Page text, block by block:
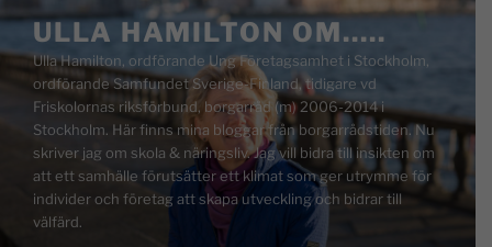
ULLA HAMILTON OM…..
Ulla Hamilton, ordförande Ung Företagsamhet i Stockholm,
ordförande Samfundet Sverige-Finland, tidigare vd
Friskolornas riksförbund, borgarråd (m) 2006-2014 i
Stockholm. Här finns mina bloggar från borgarrådstiden. Nu
skriver jag om skola & näringsliv. Jag vill bidra till insikten om
att ett samhälle förutsätter ett klimat som ger utrymme för
individer och företag att skapa utveckling och bidrar till
välfärd.